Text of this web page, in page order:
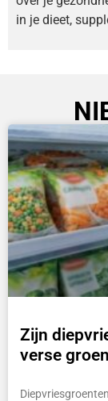
in je dieet,
Zijn
verse